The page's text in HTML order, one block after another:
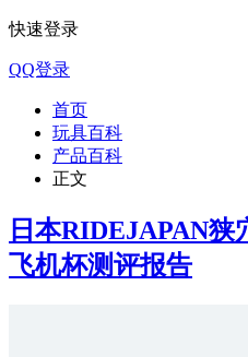
快速登录
QQ登录
首页
玩具百科
产品百科
正文
日本RIDEJAPAN狭
飞机杯测评报告